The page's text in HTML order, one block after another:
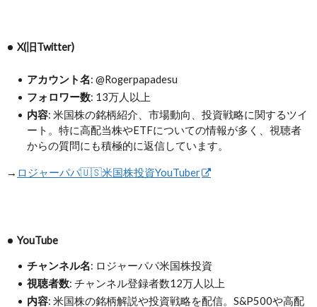
X(旧Twitter)
アカウント名: @Rogerpapadesu
フォロワー数: 13万人以上
内容: 米国株の銘柄紹介、市場動向、投資戦略に関するツイ
ート。特に高配当株やETFについての情報が多く、視聴者
からの質問にも積極的に返信しています。
→ ロジャーパパ🇺🇸米国株投資YouTuber
YouTube
チャンネル名: ロジャーパパ米国株投資
視聴者数: チャンネル登録者数12万人以上
内容: 米国株の銘柄解説や投資戦略を配信。S&P500や高配